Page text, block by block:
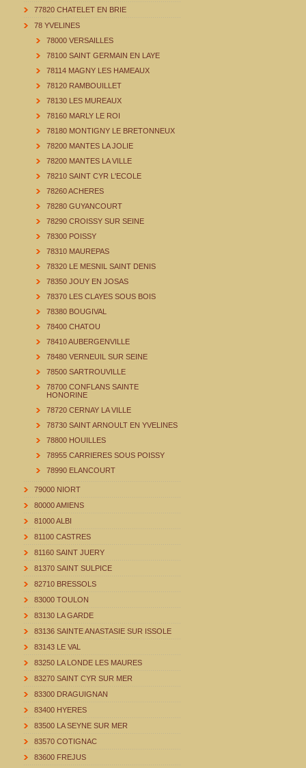
77820 CHATELET EN BRIE
78 YVELINES
78000 VERSAILLES
78100 SAINT GERMAIN EN LAYE
78114 MAGNY LES HAMEAUX
78120 RAMBOUILLET
78130 LES MUREAUX
78160 MARLY LE ROI
78180 MONTIGNY LE BRETONNEUX
78200 MANTES LA JOLIE
78200 MANTES LA VILLE
78210 SAINT CYR L'ECOLE
78260 ACHERES
78280 GUYANCOURT
78290 CROISSY SUR SEINE
78300 POISSY
78310 MAUREPAS
78320 LE MESNIL SAINT DENIS
78350 JOUY EN JOSAS
78370 LES CLAYES SOUS BOIS
78380 BOUGIVAL
78400 CHATOU
78410 AUBERGENVILLE
78480 VERNEUIL SUR SEINE
78500 SARTROUVILLE
78700 CONFLANS SAINTE
HONORINE
78720 CERNAY LA VILLE
78730 SAINT ARNOULT EN YVELINES
78800 HOUILLES
78955 CARRIERES SOUS POISSY
78990 ELANCOURT
79000 NIORT
80000 AMIENS
81000 ALBI
81100 CASTRES
81160 SAINT JUERY
81370 SAINT SULPICE
82710 BRESSOLS
83000 TOULON
83130 LA GARDE
83136 SAINTE ANASTASIE SUR ISSOLE
83143 LE VAL
83250 LA LONDE LES MAURES
83270 SAINT CYR SUR MER
83300 DRAGUIGNAN
83400 HYERES
83500 LA SEYNE SUR MER
83570 COTIGNAC
83600 FREJUS